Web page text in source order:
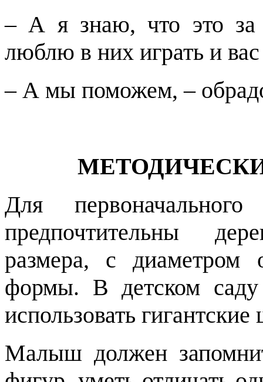
– А я знаю, что это
люблю в них играть и вас
– А мы поможем, –
Для
предпочтительны
размера, с диаметром
формы. В детском
использовать
Малыш должен